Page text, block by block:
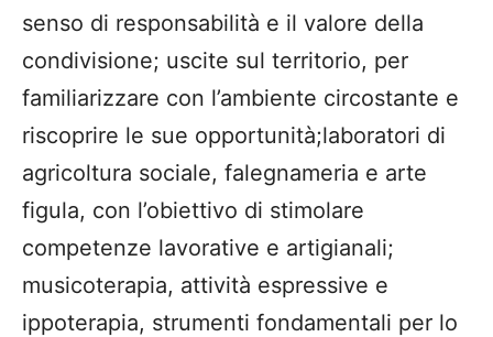
senso di responsabilità e il valore della
condivisione; uscite sul territorio, per
familiarizzare con l’ambiente circostante e
riscoprire le sue opportunità;laboratori di
agricoltura sociale, falegnameria e arte
figula, con l’obiettivo di stimolare
competenze lavorative e artigianali;
musicoterapia, attività espressive e
ippoterapia, strumenti fondamentali per lo